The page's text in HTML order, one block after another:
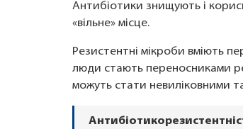
Антибіотики знищують і
«вільне» місце.
Резистентні мікроби вміють
люди стають переносниками
можуть стати невиліковними